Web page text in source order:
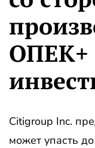
ОПЕК+
Citigroup Inc.
может упасть